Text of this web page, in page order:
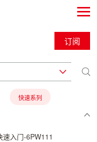
订阅
快速系列
入门-6PW111